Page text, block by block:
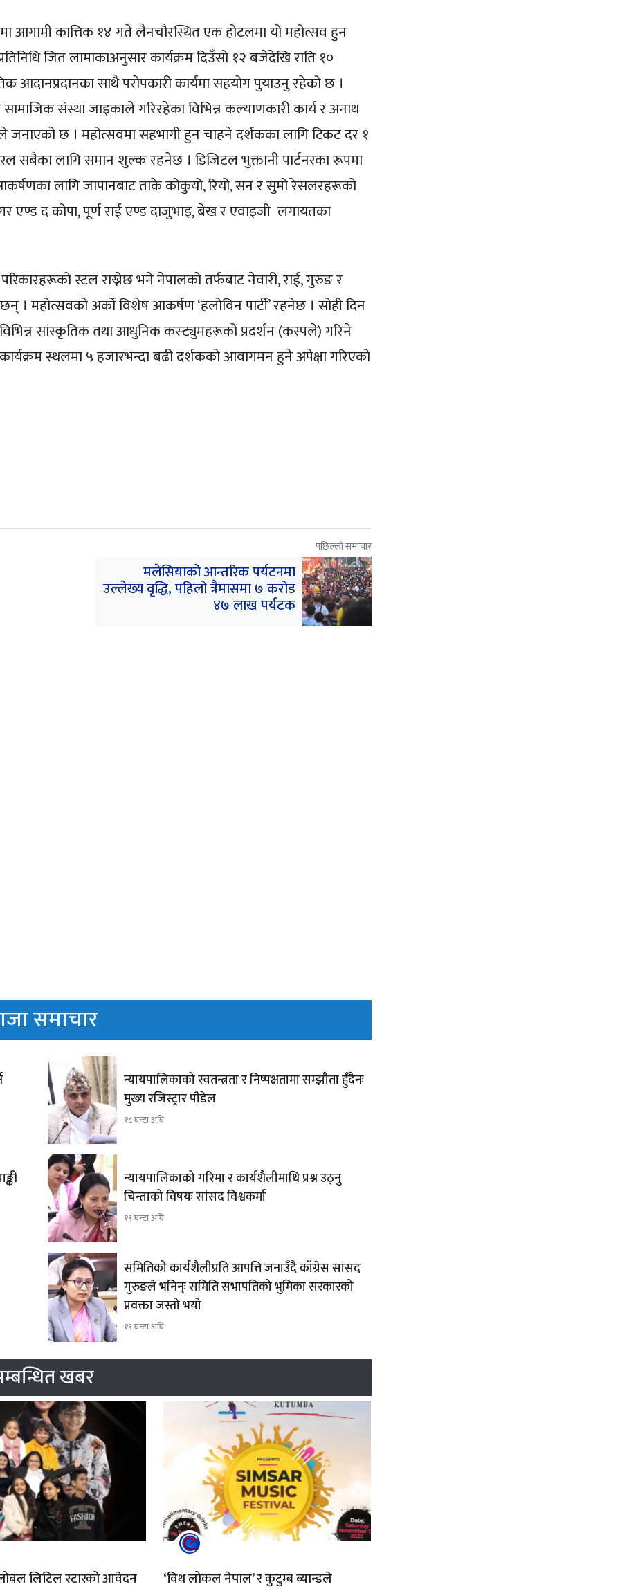
आगामी कात्तिक १४ गते लैनचौरस्थित एक होटलमा यो महोत्सव हुन
जित लामाकाअनुसार कार्यक्रम दिउँसो १२ बजेदेखि राति १०
साथै परोपकारी कार्यमा सहयोग पुयाउनु रहेको छ ।
संस्था जाइकाले गरिरहेका विभिन्न कल्याणकारी कार्य र अनाथ
छ । महोत्सवमा सहभागी हुन चाहने दर्शकका लागि टिकट दर १
सबैका लागि समान शुल्क रहनेछ । डिजिटल भुक्तानी पार्टनरका रूपमा
लागि जापानबाट ताके कोकुयो, रियो, सन र सुमो रेसलरहरूको
एण्ड द कोपा, पूर्ण राई एण्ड दाजुभाइ, बेख र एवाइजी लगायतका
स्टल राख्नेछ भने नेपालको तर्फबाट नेवारी, राई, गुरुङ र
महोत्सवको अर्को विशेष आकर्षण ‘हलोविन पार्टी’ रहनेछ । सोही दिन
विभिन्न सांस्कृतिक तथा आधुनिक कस्ट्युमहरूको प्रदर्शन (कस्पले) गरिने
स्थलमा ५ हजारभन्दा बढी दर्शकको आवागमन हुने अपेक्षा गरिएको
पछिल्लो समाचार
मलेसियाको आन्तरिक पर्यटनमा
उल्लेख्य वृद्धि, पहिलो त्रैमासमा ७ करोड
४७ लाख पर्यटक
समाचार
न्यायपालिकाको स्वतन्त्रता र निष्पक्षतामा सम्झौता हुँदैनः
मुख्य रजिस्ट्रार पौडेल
१८ घन्टा अघि
न्यायपालिकाको गरिमा र कार्यशैलीमाथि प्रश्न उठ्नु
चिन्ताको विषयः सांसद विश्वकर्मा
१९ घन्टा अघि
समितिको कार्यशैलीप्रति आपत्ति जनाउँदै काँग्रेस सांसद
गुरुङले भनिन्ः समिति सभापतिको भुमिका सरकारको
प्रवक्ता जस्तो भयो
१९ घन्टा अघि
खबर
लिटिल स्टारको आवेदन
‘विथ लोकल नेपाल’ र कुटुम्ब ब्यान्डले